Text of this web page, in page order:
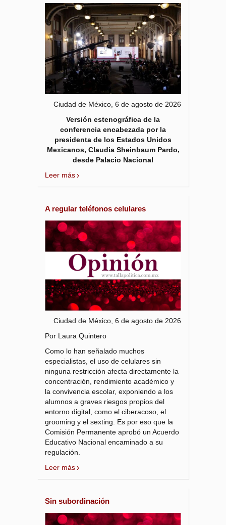
Ciudad de México, 6 de agosto de 2026
Versión estenográfica de la
conferencia encabezada por la
presidenta de los Estados Unidos
Mexicanos, Claudia Sheinbaum Pardo,
desde Palacio Nacional
Leer más
A regular teléfonos celulares
Ciudad de México, 6 de agosto de 2026
Por Laura Quintero
Como lo han señalado muchos
especialistas, el uso de celulares sin
ninguna restricción afecta directamente la
concentración, rendimiento académico y
la convivencia escolar, exponiendo a los
alumnos a graves riesgos propios del
entorno digital, como el ciberacoso, el
grooming y el sexting. Es por eso que la
Comisión Permanente aprobó un Acuerdo
Educativo Nacional encaminado a su
regulación.
Leer más
Sin subordinación